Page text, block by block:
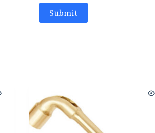
Submit